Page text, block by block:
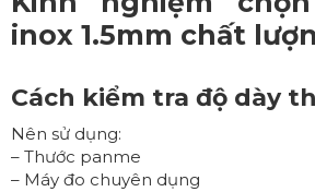
inox 1.5mm chất
Cách kiểm tra độ dày
Nên sử dụng:
– Thước panme
– Máy đo chuyên dụng